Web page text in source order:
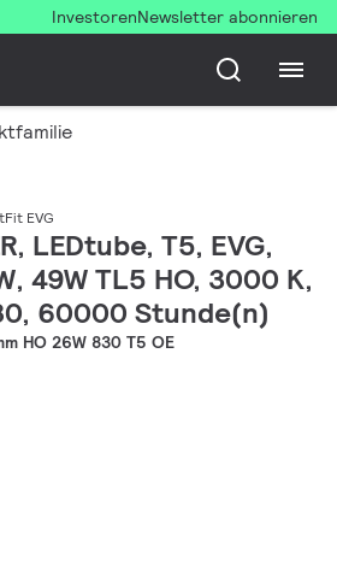
InvestorenNewsletter abonnieren
EVG
LEDtube, T5, EVG,
49W TL5 HO, 3000 K,
60000 Stunde(n)
HO 26W 830 T5 OE